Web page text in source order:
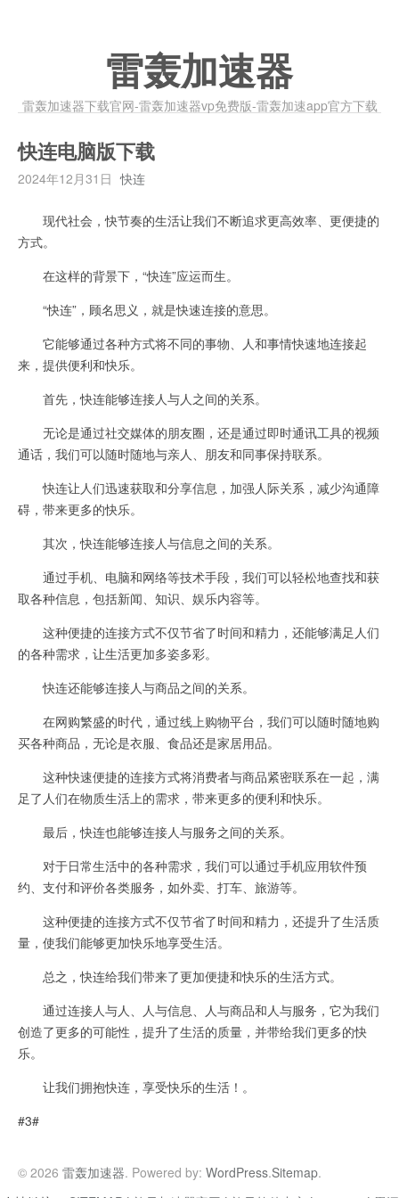
雷轰加速器
雷轰加速器下载官网-雷轰加速器vp免费版-雷轰加速app官方下载
快连电脑版下载
2024年12月31日 快连
现代社会，快节奏的生活让我们不断追求更高效率、更便捷的
方式。
在这样的背景下，“快连”应运而生。
“快连”，顾名思义，就是快速连接的意思。
它能够通过各种方式将不同的事物、人和事情快速地连接起
来，提供便利和快乐。
首先，快连能够连接人与人之间的关系。
无论是通过社交媒体的朋友圈，还是通过即时通讯工具的视频
通话，我们可以随时随地与亲人、朋友和同事保持联系。
快连让人们迅速获取和分享信息，加强人际关系，减少沟通障
碍，带来更多的快乐。
其次，快连能够连接人与信息之间的关系。
通过手机、电脑和网络等技术手段，我们可以轻松地查找和获
取各种信息，包括新闻、知识、娱乐内容等。
这种便捷的连接方式不仅节省了时间和精力，还能够满足人们
的各种需求，让生活更加多姿多彩。
快连还能够连接人与商品之间的关系。
在网购繁盛的时代，通过线上购物平台，我们可以随时随地购
买各种商品，无论是衣服、食品还是家居用品。
这种快速便捷的连接方式将消费者与商品紧密联系在一起，满
足了人们在物质生活上的需求，带来更多的便利和快乐。
最后，快连也能够连接人与服务之间的关系。
对于日常生活中的各种需求，我们可以通过手机应用软件预
约、支付和评价各类服务，如外卖、打车、旅游等。
这种便捷的连接方式不仅节省了时间和精力，还提升了生活质
量，使我们能够更加快乐地享受生活。
总之，快连给我们带来了更加便捷和快乐的生活方式。
通过连接人与人、人与信息、人与商品和人与服务，它为我们
创造了更多的可能性，提升了生活的质量，并带给我们更多的快
乐。
让我们拥抱快连，享受快乐的生活！。
#3#
© 2026 雷轰加速器. Powered by: WordPress.Sitemap.